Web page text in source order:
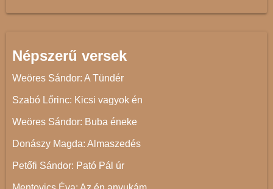
Népszerű versek
Weöres Sándor: A Tündér
Szabó Lőrinc: Kicsi vagyok én
Weöres Sándor: Buba éneke
Donászy Magda: Almaszedés
Petőfi Sándor: Pató Pál úr